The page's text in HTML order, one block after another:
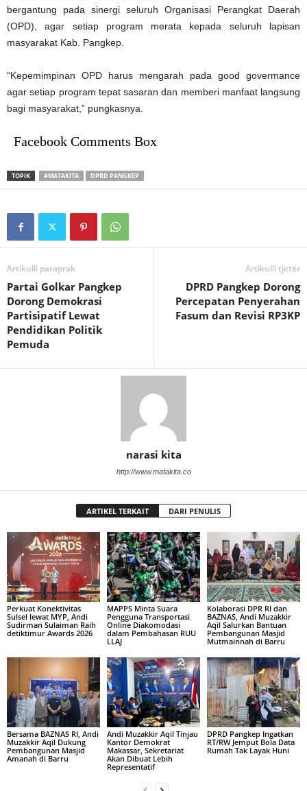
bergantung pada sinergi seluruh Organisasi Perangkat Daerah
(OPD), agar setiap program merata kepada seluruh lapisan
masyarakat Kab. Pangkep.
“Kepemimpinan OPD harus mengarah pada good govermance
agar setiap program tepat sasaran dan memberi manfaat langsung
bagi masyarakat,” pungkasnya.
Facebook Comments Box
TOPIK #MATAKITA DPRD PANGKEP
Artikulli paraprak
Partai Golkar Pangkep
Dorong Demokrasi
Partisipatif Lewat
Pendidikan Politik
Pemuda
Artikulli tjetër
DPRD Pangkep Dorong
Percepatan Penyerahan
Fasum dan Revisi RP3KP
narasi kita
http://www.matakita.co
ARTIKEL TERKAIT DARI PENULIS
Perkuat Konektivitas
Sulsel lewat MYP, Andi
Sudirman Sulaiman Raih
detiktimur Awards 2026
MAPPS Minta Suara
Pengguna Transportasi
Online Diakomodasi
dalam Pembahasan RUU
LLAJ
Kolaborasi DPR RI dan
BAZNAS, Andi Muzakkir
Aqil Salurkan Bantuan
Pembangunan Masjid
Mutmainnah di Barru
Bersama BAZNAS RI, Andi
Muzakkir Aqil Dukung
Pembangunan Masjid
Amanah di Barru
Andi Muzakkir Aqil Tinjau
Kantor Demokrat
Makassar, Sekretariat
Akan Dibuat Lebih
Representatif
DPRD Pangkep Ingatkan
RT/RW Jemput Bola Data
Rumah Tak Layak Huni